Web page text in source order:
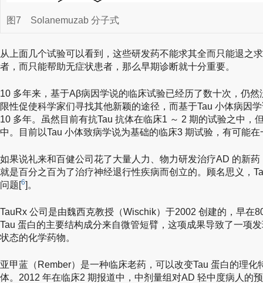
图7 Solanemuzab 分子式
从上面几个试验可以看到，这些研发药不能求其全而只能退之
者，而只能帮助无症状患者，那么早期诊断就十分重要。
10 多年来，基于Aβ病因学说的临床试验已经历了数十次，仍
限性促使科学家们寻找其他新颖的途径，而基于Tau 小体病因
10 多年。虽然目前有抗Tau 抗体在临床1 ～ 2 期的试验之中，
中。目前以Tau 小体致病学说为基础的临床3 期试验，有可能
如果说礼来和百健公司花了大量人力、物力研发治疗AD 的新
就是百分之百为了治疗神经退行性疾病而创立的。顾名思义，
问题[6]。
TauRx 公司是由魏西克教授（Wischik）于2002 创建的，早在
Tau 蛋白的主要结构成分来自微管短臂，这项成果导致了一项
状态的化学药物。
亚甲蓝（Rember）是一种临床老药，可以改变Tau 蛋白的理化
体。2012 年在临床2 期报道中，中剂量组对AD 轻中度病人的